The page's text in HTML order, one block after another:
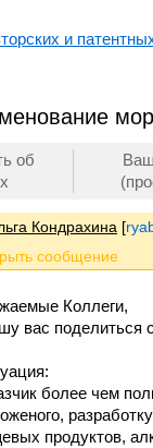
и
об
Кондрахина [
Коллеги,
вас поделиться
более чем
продуктов,